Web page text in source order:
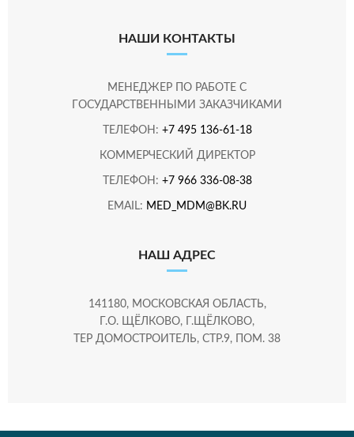
НАШИ КОНТАКТЫ
МЕНЕДЖЕР ПО РАБОТЕ С
ГОСУДАРСТВЕННЫМИ ЗАКАЗЧИКАМИ
ТЕЛЕФОН: +7 495 136-61-18
КОММЕРЧЕСКИЙ ДИРЕКТОР
ТЕЛЕФОН: +7 966 336-08-38
EMAIL: MED_MDM@BK.RU
НАШ АДРЕС
141180, МОСКОВСКАЯ ОБЛАСТЬ,
Г.О. ЩЁЛКОВО, Г.ЩЁЛКОВО,
ТЕР ДОМОСТРОИТЕЛЬ, СТР.9, ПОМ. 38